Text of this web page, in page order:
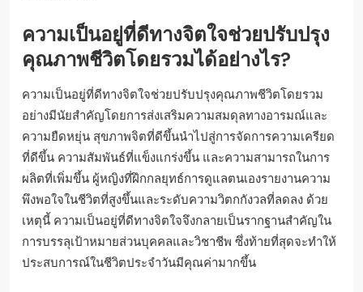
ความเป็นอยู่ที่ดีทางจิตใจช่วยปรับปรุง
คุณภาพชีวิตโดยรวมได้อย่างไร?
ความเป็นอยู่ที่ดีทางจิตใจช่วยปรับปรุงคุณภาพชีวิตโดยรวม
อย่างมีนัยสำคัญโดยการส่งเสริมความสมดุลทางอารมณ์และ
ความยืดหยุ่น สุขภาพจิตที่ดีขึ้นนำไปสู่การจัดการความเครียด
ที่ดีขึ้น ความสัมพันธ์ที่แข็งแกร่งขึ้น และความสามารถในการ
ผลิตที่เพิ่มขึ้น ผู้หญิงที่ฝึกกลยุทธ์การดูแลตนเองรายงานความ
พึงพอใจในชีวิตที่สูงขึ้นและระดับความวิตกกังวลที่ลดลง ด้วย
เหตุนี้ ความเป็นอยู่ที่ดีทางจิตใจจึงกลายเป็นรากฐานสำคัญใน
การบรรลุเป้าหมายส่วนบุคคลและวิชาชีพ ซึ่งท้ายที่สุดจะทำให้
ประสบการณ์ในชีวิตประจำวันมีคุณค่ามากขึ้น